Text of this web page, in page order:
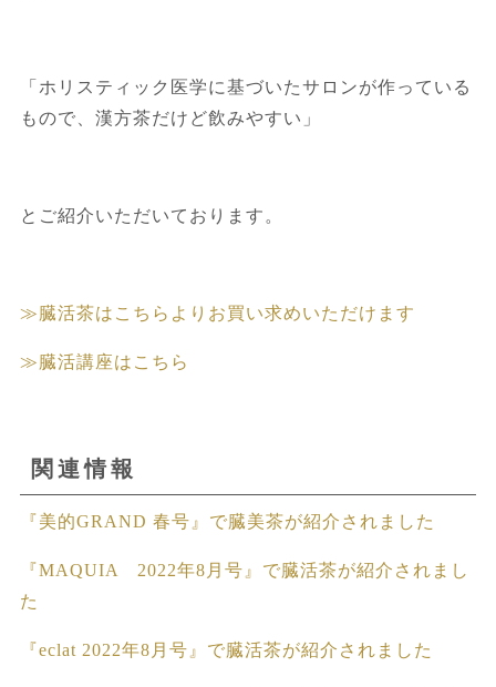
「ホリスティック医学に基づいたサロンが作っている
もので、漢方茶だけど飲みやすい」
とご紹介いただいております。
≫臓活茶はこちらよりお買い求めいただけます
≫臓活講座はこちら
関連情報
『美的GRAND 春号』で臓美茶が紹介されました
『MAQUIA 2022年8月号』で臓活茶が紹介されまし
た
『eclat 2022年8月号』で臓活茶が紹介されました